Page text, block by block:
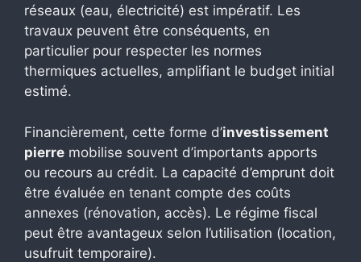
réseaux (eau, électricité) est impératif. Les
travaux peuvent être conséquents, en
particulier pour respecter les normes
thermiques actuelles, amplifiant le budget initial
estimé.
Financièrement, cette forme d’investissement
pierre mobilise souvent d’importants apports
ou recours au crédit. La capacité d’emprunt doit
être évaluée en tenant compte des coûts
annexes (rénovation, accès). Le régime fiscal
peut être avantageux selon l’utilisation (location,
usufruit temporaire).